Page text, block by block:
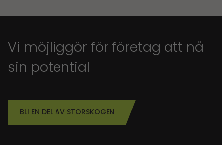
Vi möjliggör för företag att nå
sin potential
BLI EN DEL AV STORSKOGEN